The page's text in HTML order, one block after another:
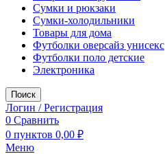
Сумки и рюкзаки
Сумки-холодильники
Товары для дома
Футболки оверсайз унисекс
Футболки поло детские
Электроника
Поиск
Логин / Регистрация
0 Сравнить
0 пунктов 0,00 ₽
Меню